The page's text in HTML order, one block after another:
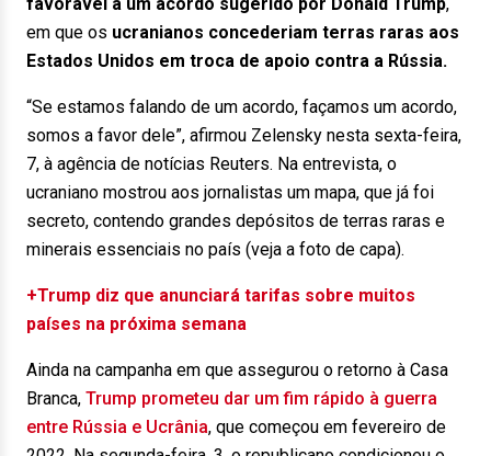
em que os ucranianos concederiam terras raras aos
Estados Unidos em troca de apoio contra a Rússia.
“Se estamos falando de um acordo, façamos um acordo,
somos a favor dele”, afirmou Zelensky nesta sexta-feira,
7, à agência de notícias Reuters. Na entrevista, o
ucraniano mostrou aos jornalistas um mapa, que já foi
secreto, contendo grandes depósitos de terras raras e
minerais essenciais no país (veja a foto de capa).
+Trump diz que anunciará tarifas sobre muitos
países na próxima semana
Ainda na campanha em que assegurou o retorno à Casa
Branca, Trump prometeu dar um fim rápido à guerra
entre Rússia e Ucrânia, que começou em fevereiro de